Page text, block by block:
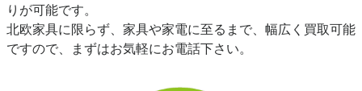
りが可能です。
北欧家具に限らず、家具や家電に至るまで、幅広く買取可能
ですので、まずはお気軽にお電話下さい。